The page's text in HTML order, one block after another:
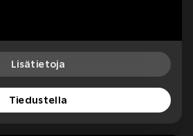
Lisätietoja
Tiedustella